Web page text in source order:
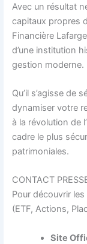
Avec un résultat
capitaux propres
Financière
d’une institution
gestion moderne.
Qu’il s’agisse de
dynamiser votre
à la révolution de
cadre le plus
patrimoniales.
CONTACT
Pour découvrir
(ETF, Actions,
Site